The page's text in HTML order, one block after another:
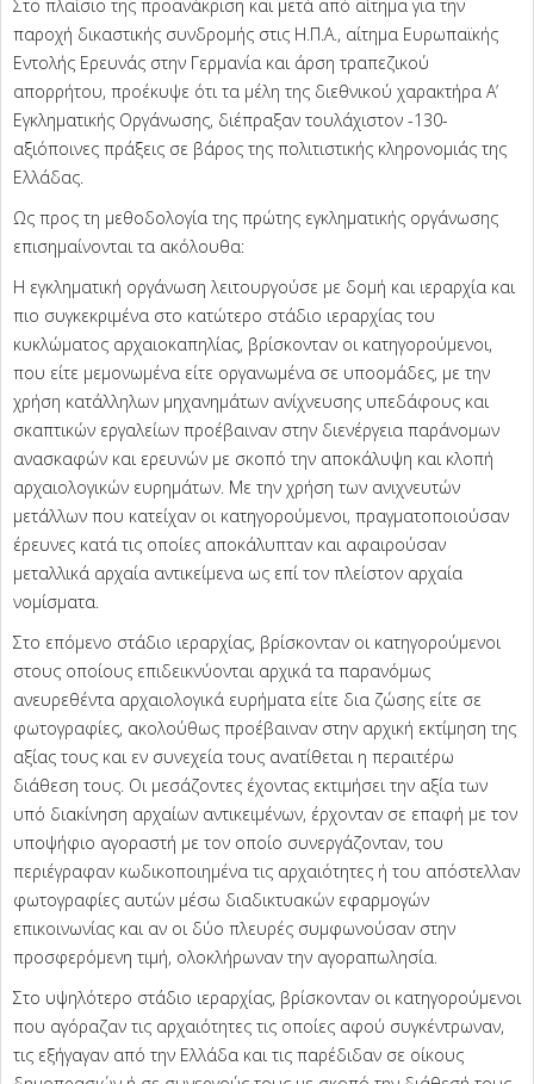
Στο πλαίσιο της προανάκριση και μετά από αίτημα για την
παροχή δικαστικής συνδρομής στις Η.Π.Α., αίτημα Ευρωπαϊκής
Εντολής Ερευνάς στην Γερμανία και άρση τραπεζικού
απορρήτου, προέκυψε ότι τα μέλη της διεθνικού χαρακτήρα Α’
Εγκληματικής Οργάνωσης, διέπραξαν τουλάχιστον -130-
αξιόποινες πράξεις σε βάρος της πολιτιστικής κληρονομιάς της
Ελλάδας.
Ως προς τη μεθοδολογία της πρώτης εγκληματικής οργάνωσης
επισημαίνονται τα ακόλουθα:
Η εγκληματική οργάνωση λειτουργούσε με δομή και ιεραρχία και
πιο συγκεκριμένα στο κατώτερο στάδιο ιεραρχίας του
κυκλώματος αρχαιοκαπηλίας, βρίσκονταν οι κατηγορούμενοι,
που είτε μεμονωμένα είτε οργανωμένα σε υποομάδες, με την
χρήση κατάλληλων μηχανημάτων ανίχνευσης υπεδάφους και
σκαπτικών εργαλείων προέβαιναν στην διενέργεια παράνομων
ανασκαφών και ερευνών με σκοπό την αποκάλυψη και κλοπή
αρχαιολογικών ευρημάτων. Με την χρήση των ανιχνευτών
μετάλλων που κατείχαν οι κατηγορούμενοι, πραγματοποιούσαν
έρευνες κατά τις οποίες αποκάλυπταν και αφαιρούσαν
μεταλλικά αρχαία αντικείμενα ως επί τον πλείστον αρχαία
νομίσματα.
Στο επόμενο στάδιο ιεραρχίας, βρίσκονταν οι κατηγορούμενοι
στους οποίους επιδεικνύονται αρχικά τα παρανόμως
ανευρεθέντα αρχαιολογικά ευρήματα είτε δια ζώσης είτε σε
φωτογραφίες, ακολούθως προέβαιναν στην αρχική εκτίμηση της
αξίας τους και εν συνεχεία τους ανατίθεται η περαιτέρω
διάθεση τους. Οι μεσάζοντες έχοντας εκτιμήσει την αξία των
υπό διακίνηση αρχαίων αντικειμένων, έρχονταν σε επαφή με τον
υποψήφιο αγοραστή με τον οποίο συνεργάζονταν, του
περιέγραφαν κωδικοποιημένα τις αρχαιότητες ή του απόστελλαν
φωτογραφίες αυτών μέσω διαδικτυακών εφαρμογών
επικοινωνίας και αν οι δύο πλευρές συμφωνούσαν στην
προσφερόμενη τιμή, ολοκλήρωναν την αγοραπωλησία.
Στο υψηλότερο στάδιο ιεραρχίας, βρίσκονταν οι κατηγορούμενοι
που αγόραζαν τις αρχαιότητες τις οποίες αφού συγκέντρωναν,
τις εξήγαγαν από την Ελλάδα και τις παρέδιδαν σε οίκους